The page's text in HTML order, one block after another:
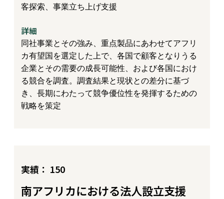
客探索、事業立ち上げ支援
詳細
同社事業とその強み、重点製品にあわせてアフリ
カ有望国を選定した上で、各国で顧客となりうる
企業とその需要の成長可能性、および各国におけ
る競合を調査。調査結果と現状との差分に基づ
き、長期にわたって競争優位性を発揮するための
戦略を策定
実績： 150
南アフリカにおける法人設立支援